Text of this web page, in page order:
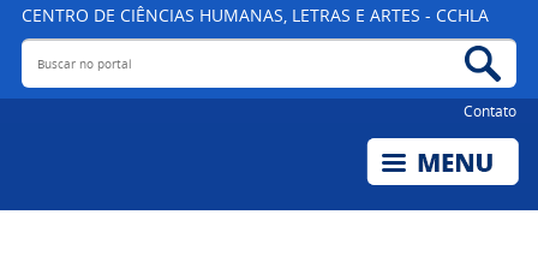
CENTRO DE CIÊNCIAS HUMANAS, LETRAS E ARTES - CCHLA
Buscar no portal
Contato